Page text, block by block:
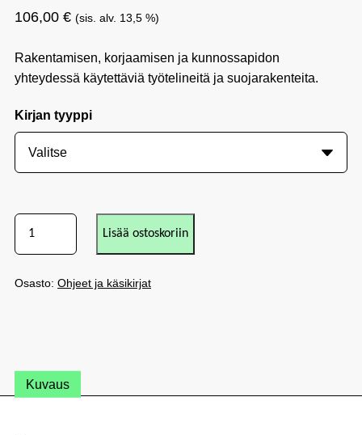
106,00 € (sis. alv. 13,5 %)
Rakentamisen, korjaamisen ja kunnossapidon
yhteydessä käytettäviä työtelineitä ja suojarakenteita.
Kirjan tyyppi
Lisää ostoskoriin
Osasto: Ohjeet ja käsikirjat
Kuvaus